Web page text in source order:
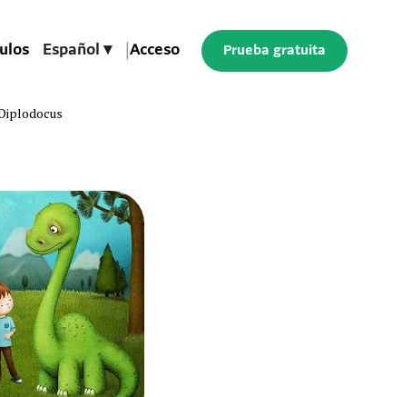
Español ▾ Acceso Prueba gratuita